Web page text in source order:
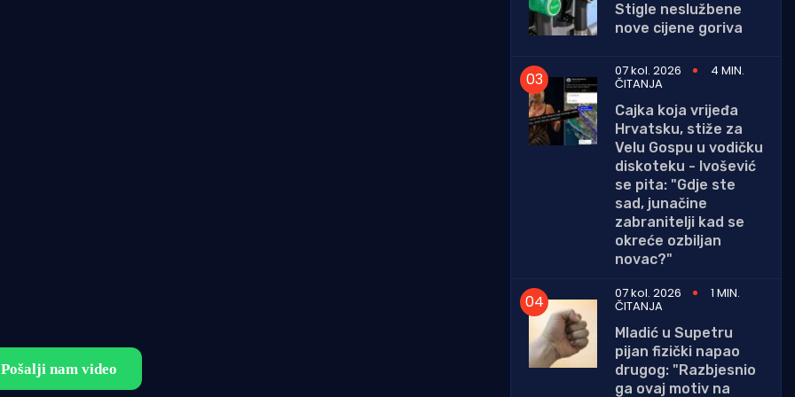
Stigle neslužbene
nove cijene goriva
07 kol. 2026 4 MIN.
ČITANJA
Cajka koja vrijeđa
Hrvatsku, stiže za
Velu Gospu u vodičku
diskoteku - Ivošević
se pita: "Gdje ste
sad, junačine
zabranitelji kad se
okreće ozbiljan
novac?"
07 kol. 2026
1 MIN.
ČITANJA
Mladić u Supetru
pijan fizički napao
drugog: "Razbjesnio
ga ovaj motiv na